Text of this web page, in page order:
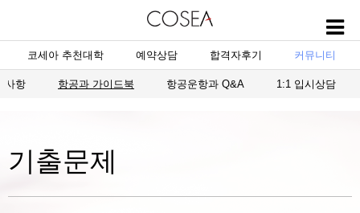
코세아 추천대학 예약상담 합격자후기 커뮤니티
사항 항공과 가이드북 항공운항과 Q&A 1:1 입시상담
기출문제